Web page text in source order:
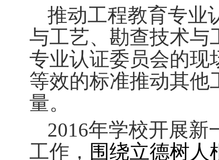
推动工程教育专业
与工艺、勘查技术与
专业认证委员会的现
等效的标准推动其他
量。
2016年学校开展新
工作， 围绕立德树人